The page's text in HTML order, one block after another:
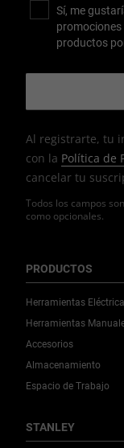
Todos los campos
como opcionales.
Sí, me
productos
Al registrarte, tu
con la Política de
cancelar tu
PRODUCTOS
Herramientas
Herramientas
Accesorios
Almacenamiento
Espacio de Trabajo
STANLEY